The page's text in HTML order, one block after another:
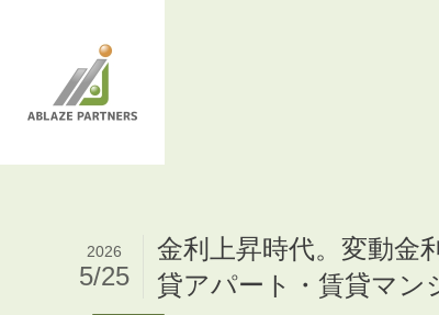
金利上昇時代。変動金
貸アパート・賃貸マン
2026
5/25